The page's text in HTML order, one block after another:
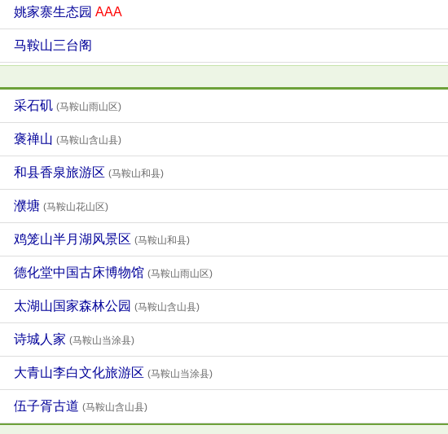
姚家寨生态园 AAA
马鞍山三台阁
采石矶 (马鞍山雨山区)
褒禅山 (马鞍山含山县)
和县香泉旅游区 (马鞍山和县)
濮塘 (马鞍山花山区)
鸡笼山半月湖风景区 (马鞍山和县)
德化堂中国古床博物馆 (马鞍山雨山区)
太湖山国家森林公园 (马鞍山含山县)
诗城人家 (马鞍山当涂县)
大青山李白文化旅游区 (马鞍山当涂县)
伍子胥古道 (马鞍山含山县)